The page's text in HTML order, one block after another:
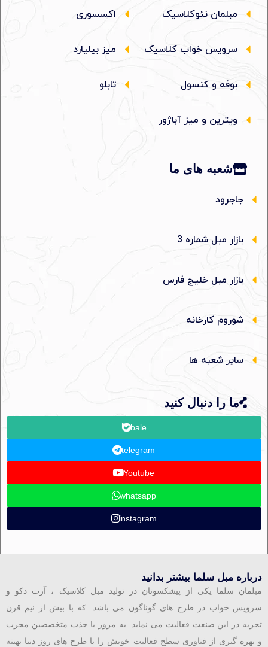
مبلمان نئوکلاسیک
سرویس خواب کلاسیک
بوفه و کنسول
ویترین و میز آباژور
اکسسوری
میز بیلیارد
تابلو
شعبه های ما
جاجرود
بازار مبل شماره 3
بازار مبل خلیج فارس
شوروم کارخانه
سایر شعبه ها
ما را دنبال کنید
bale
telegram
Youtube
whatsapp
instagram
درباره مبل سلما بیشتر بدانید
مبلمان سلما یکی از پیشکسوتان در تولید مبل کلاسیک ، آرت دکو و
سرویس خواب در طرح های گوناگون می باشد. که با بیش از نیم قرن
تجریه در این صنعت فعالیت می نماید. به مرور با جذب متخصصین مجرب
و بهره گیری از فناوری سطح فعالیت خویش را با طرح های روز دنیا بهینه